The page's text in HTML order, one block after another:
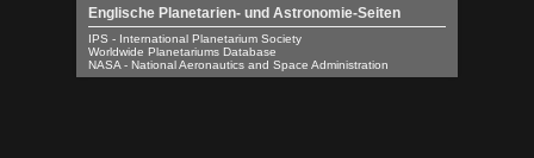
Englische Planetarien- und Astronomie-Seiten
IPS - International Planetarium Society
Worldwide Planetariums Database
NASA - National Aeronautics and Space Administration